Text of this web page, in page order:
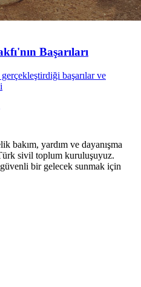
Başarıları
başarılar ve
bakım, yardım ve dayanışma
sivil toplum kuruluşuyuz.
bir gelecek sunmak için